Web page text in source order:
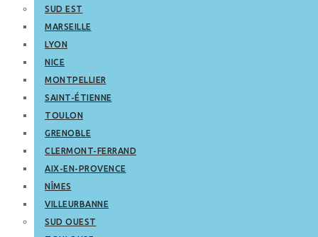
SUD EST
MARSEILLE
LYON
NICE
MONTPELLIER
SAINT-ÉTIENNE
TOULON
GRENOBLE
CLERMONT-FERRAND
AIX-EN-PROVENCE
NÎMES
VILLEURBANNE
SUD OUEST